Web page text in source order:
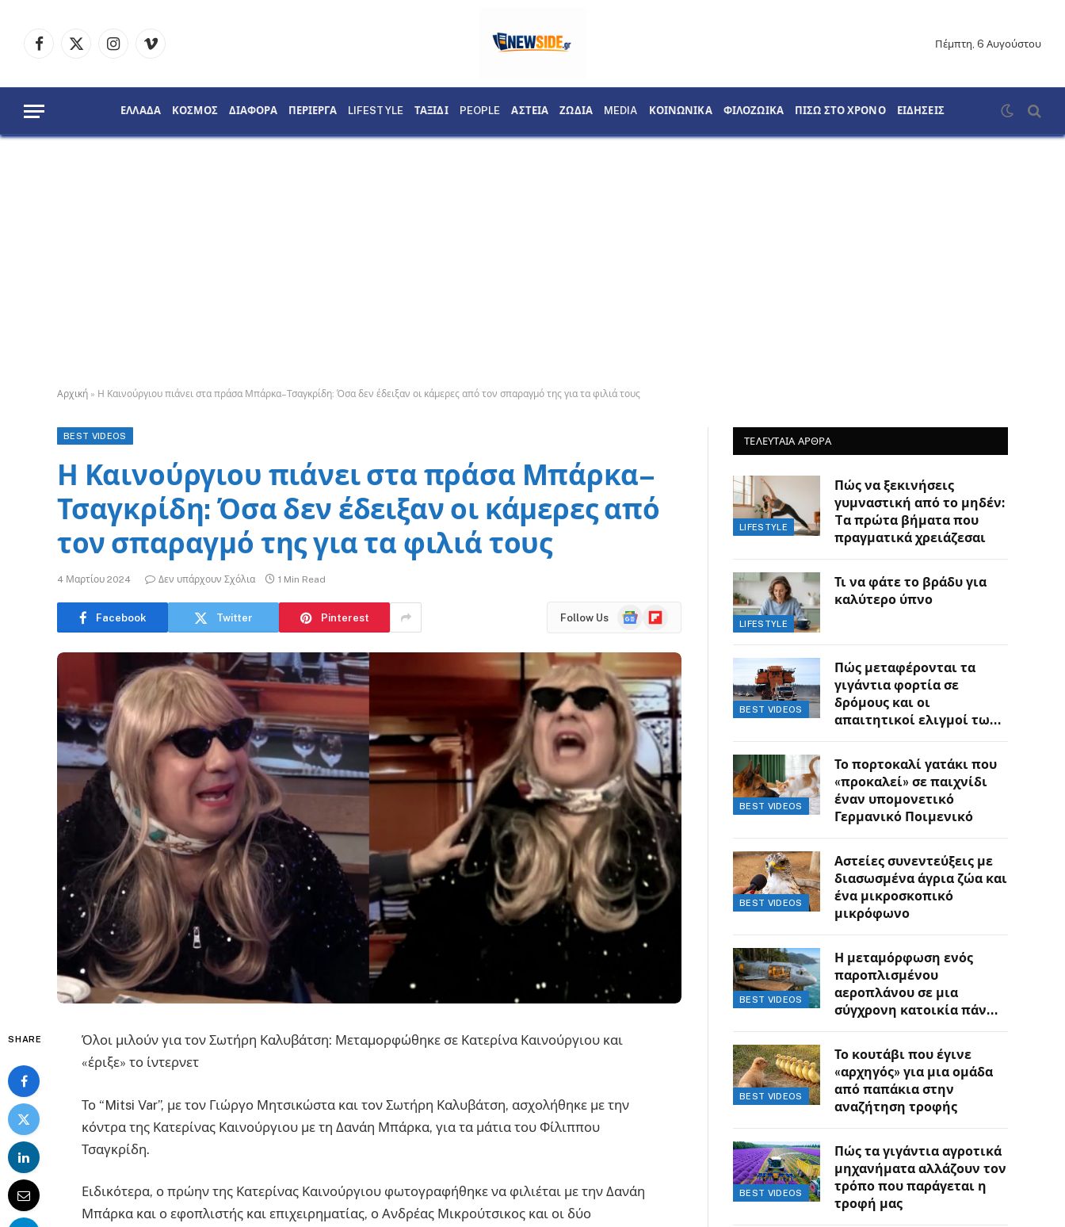
Facebook
X
InstagramVimeo
Πέμπτη, 6 Αυγούστου
ΕΛΛΑΔΑ ΚΟΣΜΟΣ ΔΙΑΦΟΡΑ ΠΕΡΙΕΡΓΑ LIFESTYLE ΤΑΞΙΔΙ PEOPLE ΑΣΤΕΙΑ ΖΩΔΙΑ MEDIA ΚΟΙΝΩΝΙΚΑ ΦΙΛΟΖΩΙΚΑ ΠΙΣΩ ΣΤΟ ΧΡΟΝΟ ΕΙΔΗΣΕΙΣ
Αρχική » Η Καινούργιου πιάνει στα πράσα Μπάρκα–Τσαγκρίδη: Όσα δεν έδειξαν οι κάμερες από τον σπαραγμό της για τα φιλιά τους
BEST VIDEOS
Η Καινούργιου πιάνει στα πράσα Μπάρκα–
Τσαγκρίδη: Όσα δεν έδειξαν οι κάμερες από
τον σπαραγμό της για τα φιλιά τους
4 Μαρτίου 2024 Δεν υπάρχουν Σχόλια 1 Min Read
Facebook Twitter Pinterest Follow Us
GoogleFlipboard
SHARE
Όλοι μιλούν για τον Σωτήρη Καλυβάτση: Μεταμορφώθηκε σε Κατερίνα Καινούργιου και
«έριξε» το ίντερνετ
Το “Mitsi Var”, με τον Γιώργο Μητσικώστα και τον Σωτήρη Καλυβάτση, ασχολήθηκε με την
κόντρα της Κατερίνας Καινούργιου με τη Δανάη Μπάρκα, για τα μάτια του Φίλιππου
Τσαγκρίδη.
Ειδικότερα, ο πρώην της Κατερίνας Καινούργιου φωτογραφήθηκε να φιλιέται με την Δανάη
Μπάρκα και ο εφοπλιστής και επιχειρηματίας, ο Ανδρέας Μικρούτσικος και οι δύο
ΤΕΛΕΥΤΑΙΑ ΑΡΘΡΑ
LIFESTYLE
Πώς να ξεκινήσεις
γυμναστική από το μηδέν:
Tα πρώτα βήματα που
πραγματικά χρειάζεσαι
LIFESTYLE
Τι να φάτε το βράδυ για
καλύτερο ύπνο
BEST VIDEOS
Πώς μεταφέρονται τα
γιγάντια φορτία σε
δρόμους και οι
απαιτητικοί ελιγμοί των
BEST VIDEOS
Το πορτοκαλί γατάκι που
«προκαλεί» σε παιχνίδι
έναν υπομονετικό
Γερμανικό Ποιμενικό
BEST VIDEOS
Αστείες συνεντεύξεις με
διασωσμένα άγρια ζώα και
ένα μικροσκοπικό
μικρόφωνο
BEST VIDEOS
Η μεταμόρφωση ενός
παροπλισμένου
αεροπλάνου σε μια
σύγχρονη κατοικία πάνω
BEST VIDEOS
Το κουτάβι που έγινε
«αρχηγός» για μια ομάδα
από παπάκια στην
αναζήτηση τροφής
BEST VIDEOS
Πώς τα γιγάντια αγροτικά
μηχανήματα αλλάζουν τον
τρόπο που παράγεται η
τροφή μας